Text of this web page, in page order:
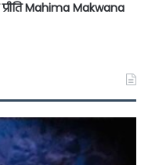
Mahima Makwana